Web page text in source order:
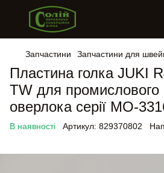
Запчастини Запчастини для
Пластина голка JUKI
TW для промислового
оверлока серії MO-
В наявності Артикул: 829370802